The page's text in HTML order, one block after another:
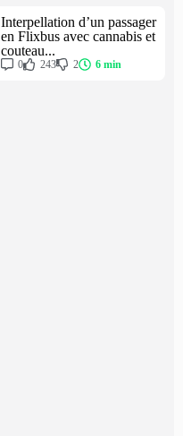
Interpellation d’un passager
en Flixbus avec cannabis et
couteau...
0 243 2 6 min